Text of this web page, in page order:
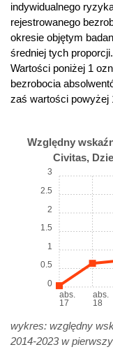
indywidualnego
rejestrowanego
okresie objętym
średniej tych proporcji.
Wartości poniżej 1
bezrobocia
zaś wartości
Względny
Civitas,
abs.
17
abs.
18
0
0.5
1
1.5
2
2.5
3
wykres: względny
2014-2023 w